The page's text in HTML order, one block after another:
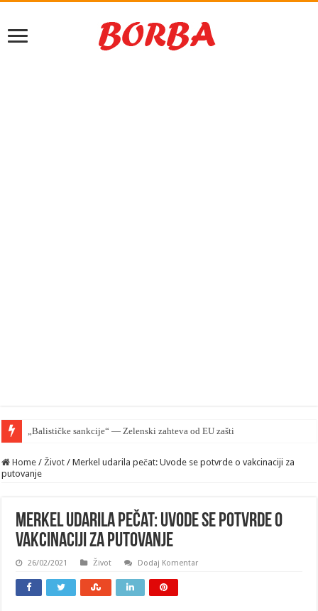
Home / Život / Merkel udarila pečat: Uvode se potvrde o vakcinaciji za
putovanje
Merkel udarila pečat: Uvode se potvrde o
vakcinaciji za putovanje
26/02/2021 Život Dodaj Komentar